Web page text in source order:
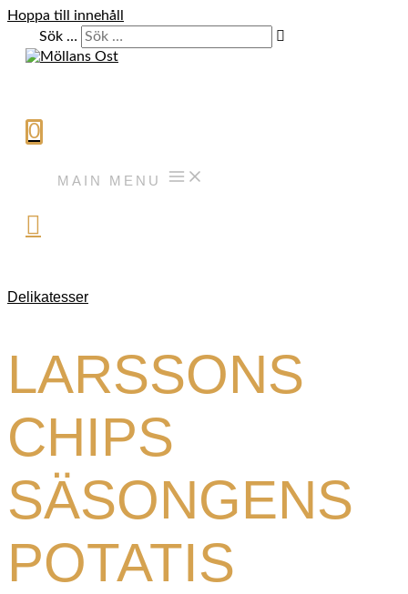
Hoppa till innehåll
Sök …
0
MAIN MENU
Delikatesser
LARSSONS
CHIPS
SÄSONGENS
POTATIS